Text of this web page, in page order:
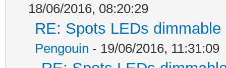
18/06/2016, 08:20:29
RE: Spots LEDs
Pengouin - 19/06/2016, 11:31:09